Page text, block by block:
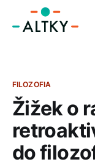
FILOZOFIA
Žižek o
do